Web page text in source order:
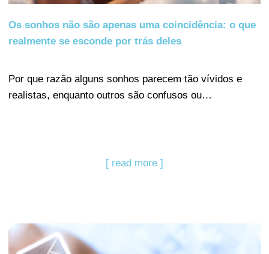
Os sonhos não são apenas uma coincidência: o que
realmente se esconde por trás deles
Por que razão alguns sonhos parecem tão vívidos e
realistas, enquanto outros são confusos ou…
[ read more ]